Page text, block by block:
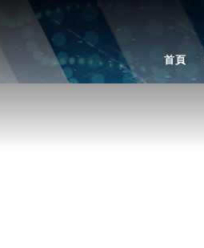
首頁